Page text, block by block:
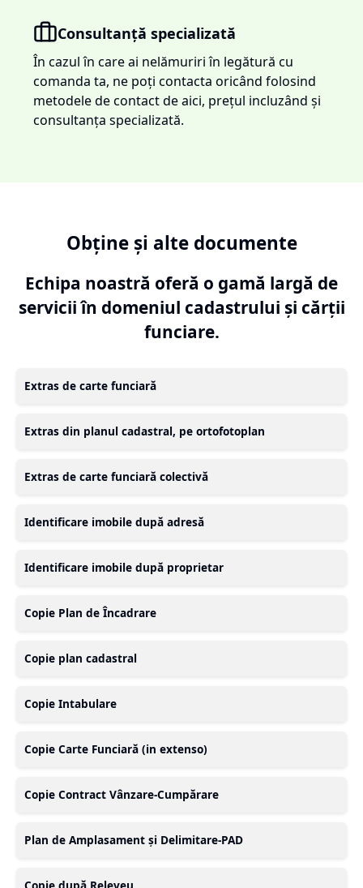
Consultanță specializată
În cazul în care ai nelămuriri în legătură cu
comanda ta, ne poți contacta oricând folosind
metodele de contact de aici, prețul incluzând și
consultanța specializată.
Obține și alte documente
Echipa noastră oferă o gamă largă de
servicii în domeniul cadastrului și cărții
funciare.
Extras de carte funciară
Extras din planul cadastral, pe ortofotoplan
Extras de carte funciară colectivă
Identificare imobile după adresă
Identificare imobile după proprietar
Copie Plan de Încadrare
Copie plan cadastral
Copie Intabulare
Copie Carte Funciară (in extenso)
Copie Contract Vânzare-Cumpărare
Plan de Amplasament și Delimitare-PAD
Copie după Releveu